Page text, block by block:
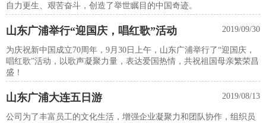
自力更生、艰苦奋斗，创造了举世瞩目的中国奇迹。
山东广浦举行“迎国庆，唱红歌”活动 2019/09/30
为庆祝新中国成立70周年，9月30日上午，山东广浦举行了“迎国庆，
唱红歌”活动，以歌声凝聚力量，表达爱国热情，共祝祖国母亲繁荣昌
盛！
山东广浦大连五日游 2019/08/13
公司为了丰富员工的文化生活，增强企业凝聚力和团队协作，组织员